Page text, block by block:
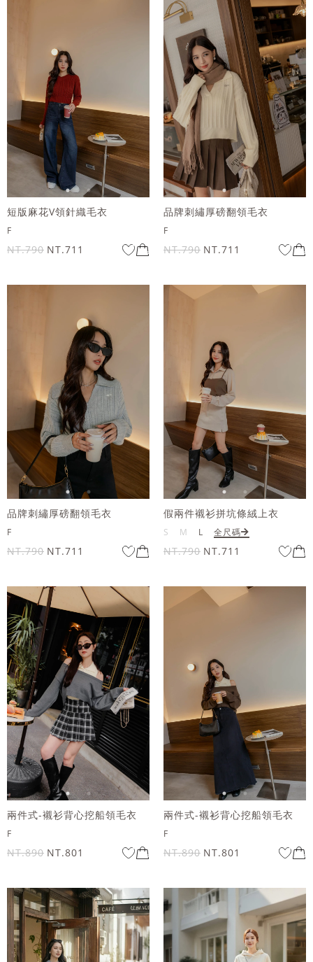
短版麻花V領針織毛衣
F
NT.790 NT.711
品牌刺繡厚磅翻領毛衣
F
NT.790 NT.711
品牌刺繡厚磅翻領毛衣
F
NT.790 NT.711
假兩件襯衫拼坑條絨上衣
S M L 全尺碼
NT.790 NT.711
兩件式-襯衫背心挖船領毛衣
F
NT.890 NT.801
兩件式-襯衫背心挖船領毛衣
F
NT.890 NT.801